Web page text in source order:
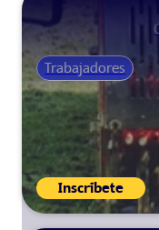
Trabajadores
Inscríbete